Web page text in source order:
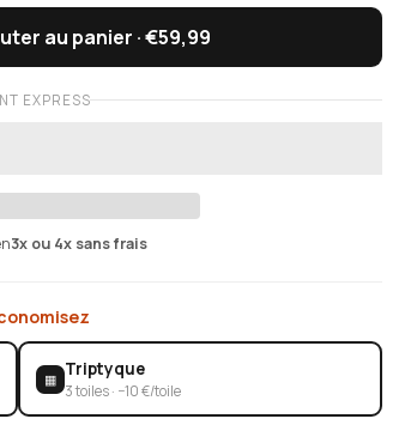
au panier ·€59,99
EXPRESS
3x ou 4x sans frais
▦ Triptyque
3 toiles · −10 €/toile